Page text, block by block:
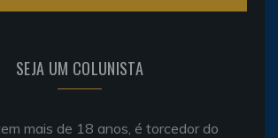
SEJA UM COLUNISTA
mais de 18 anos, é torcedor do